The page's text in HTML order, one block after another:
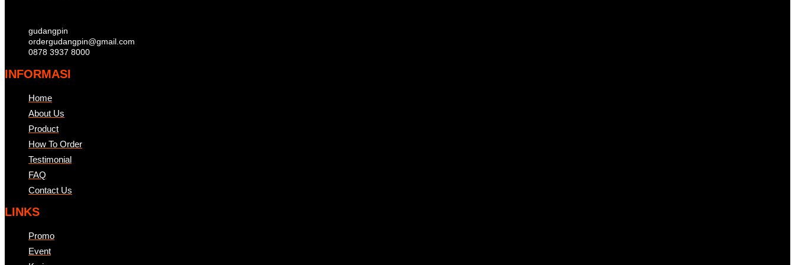
gudangpin
ordergudangpin@gmail.com
0878 3937 8000
INFORMASI
Home
About Us
Product
How To Order
Testimonial
FAQ
Contact Us
LINKS
Promo
Event